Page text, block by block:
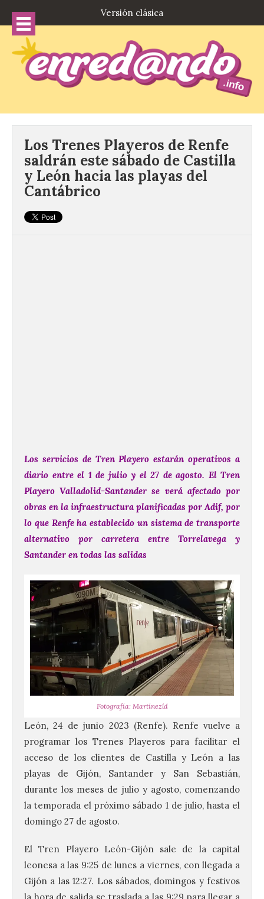
Versión clásica
Los Trenes Playeros de Renfe
saldrán este sábado de Castilla
y León hacia las playas del
Cantábrico
Los servicios de Tren Playero estarán operativos a
diario entre el 1 de julio y el 27 de agosto. El Tren
Playero Valladolid-Santander se verá afectado por
obras en la infraestructura planificadas por Adif, por
lo que Renfe ha establecido un sistema de transporte
alternativo por carretera entre Torrelavega y
Santander en todas las salidas
Fotografía: Martínezld
León, 24 de junio 2023 (Renfe). Renfe vuelve a
programar los Trenes Playeros para facilitar el
acceso de los clientes de Castilla y León a las
playas de Gijón, Santander y San Sebastián,
durante los meses de julio y agosto, comenzando
la temporada el próximo sábado 1 de julio, hasta el
domingo 27 de agosto.
El Tren Playero León-Gijón sale de la capital
leonesa a las 9:25 de lunes a viernes, con llegada a
Gijón a las 12:27. Los sábados, domingos y festivos